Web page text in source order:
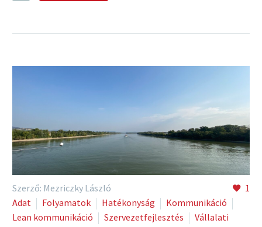
1
Szerző: Mezriczky László
Adat
Folyamatok Hatékonyság
Kommunikáció
Lean kommunikáció
Szervezetfejlesztés
Vállalati